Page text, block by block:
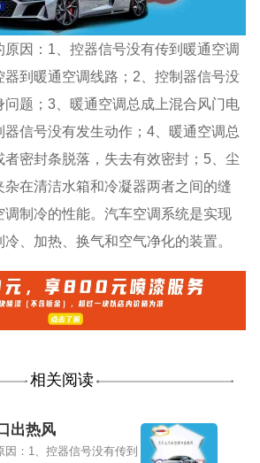
因：1、控器信号没有传到暖通空调
器到暖通空调线路；2、控制器信号没
问题；3、暖通空调总成上混合风门电
信号没有发生动作；4、暖通空调总
者密封条脱落，失去有效密封；5、尘
杂在清洁水箱和冷凝器两者之间的缝
调制冷的性能。汽车空调系统是实现
、加热、换气和空气净化的装置。
相关阅读
出热风
：1、控器信号没有传到